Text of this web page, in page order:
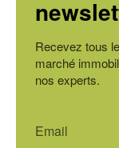
Recevez tous
marché
nos experts.